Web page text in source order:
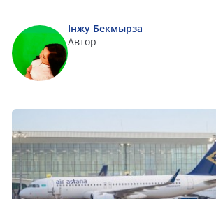
Інжу Бекмырза
Автор